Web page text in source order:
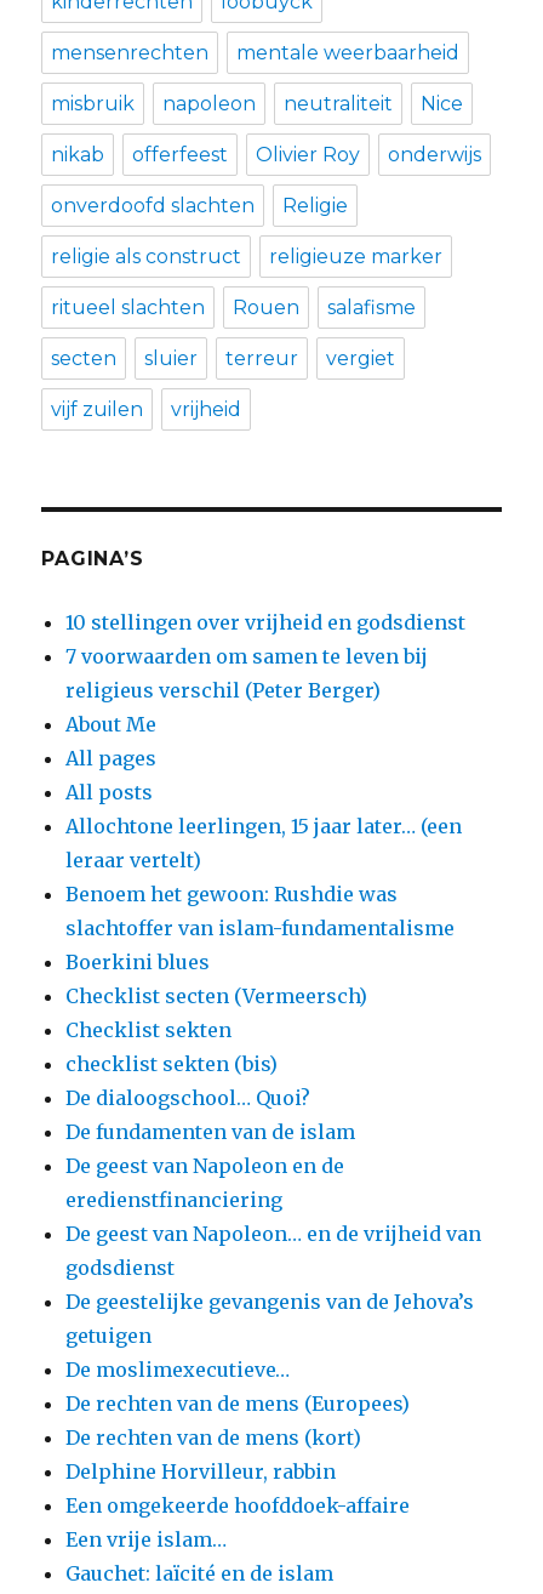
mensenrechten mentale weerbaarheid
misbruik napoleon neutraliteit Nice
nikab offerfeest Olivier Roy onderwijs
onverdoofd slachten Religie
religie als construct religieuze marker
ritueel slachten Rouen salafisme
secten sluier terreur vergiet
vijf zuilen vrijheid
PAGINA’S
10 stellingen over vrijheid en godsdienst
7 voorwaarden om samen te leven bij
religieus verschil (Peter Berger)
About Me
All pages
All posts
Allochtone leerlingen, 15 jaar later… (een
leraar vertelt)
Benoem het gewoon: Rushdie was
slachtoffer van islam-fundamentalisme
Boerkini blues
Checklist secten (Vermeersch)
Checklist sekten
checklist sekten (bis)
De dialoogschool… Quoi?
De fundamenten van de islam
De geest van Napoleon en de
eredienstfinanciering
De geest van Napoleon… en de vrijheid van
godsdienst
De geestelijke gevangenis van de Jehova’s
getuigen
De moslimexecutieve…
De rechten van de mens (Europees)
De rechten van de mens (kort)
Delphine Horvilleur, rabbin
Een omgekeerde hoofddoek-affaire
Een vrije islam…
Gauchet: laïcité en de islam